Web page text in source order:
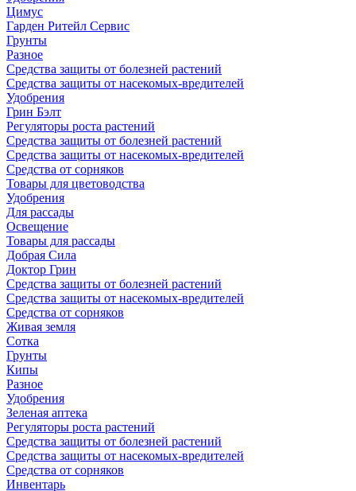
Цимус
Гарден Ритейл Сервис
Грунты
Разное
Средства защиты от болезней растений
Средства защиты от насекомых-вредителей
Удобрения
Грин Бэлт
Регуляторы роста растений
Средства защиты от болезней растений
Средства защиты от насекомых-вредителей
Средства от сорняков
Товары для цветоводства
Удобрения
Для рассады
Освещение
Товары для рассады
Добрая Сила
Доктор Грин
Средства защиты от болезней растений
Средства защиты от насекомых-вредителей
Средства от сорняков
Живая земля
Сотка
Грунты
Кипы
Разное
Удобрения
Зеленая аптека
Регуляторы роста растений
Средства защиты от болезней растений
Средства защиты от насекомых-вредителей
Средства от сорняков
Инвентарь